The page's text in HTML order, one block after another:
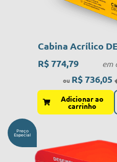
Cabina Acrílico
R$774,79 em
R$736,05
Adicionar ao
carrinho
Preço
Especial